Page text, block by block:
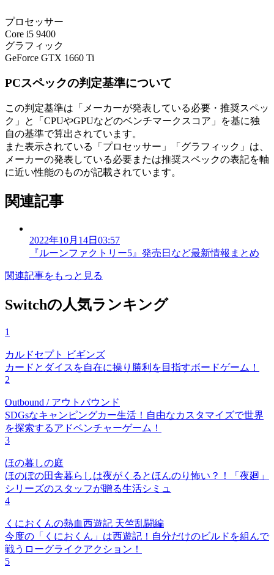
プロセッサー
Core i5 9400
グラフィック
GeForce GTX 1660 Ti
PCスペックの判定基準について
この判定基準は「メーカーが発表している必要・推奨スペッ
ク」と「CPUやGPUなどのベンチマークスコア」を基に独
自の基準で算出されています。
また表示されている「プロセッサー」「グラフィック」は、
メーカーの発表している必要または推奨スペックの表記を軸
に近い性能のものが記載されています。
関連記事
2022年10月14日03:57
『ルーンファクトリー5』発売日など最新情報まとめ
関連記事をもっと見る
Switchの人気ランキング
1
カルドセプト ビギンズ
カードとダイスを自在に操り勝利を目指すボードゲーム！
2
Outbound / アウトバウンド
SDGsなキャンピングカー生活！自由なカスタマイズで世界
を探索するアドベンチャーゲーム！
3
ほの暮しの庭
ほのぼの田舎暮らしは夜がくるとほんのり怖い？！「夜廻」
シリーズのスタッフが贈る生活シミュ
4
くにおくんの熱血西遊記 天竺乱闘編
今度の「くにおくん」は西遊記！自分だけのビルドを組んで
戦うローグライクアクション！
5